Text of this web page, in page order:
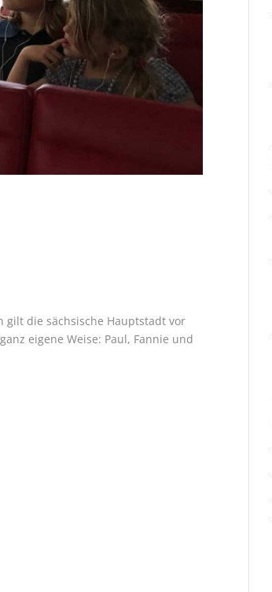
gilt die sächsische Hauptstadt vor
eigene Weise: Paul, Fannie und